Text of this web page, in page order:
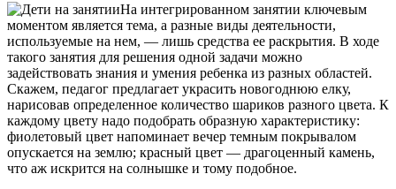
На интегрированном занятии ключевым
моментом является тема, а разные виды деятельности,
используемые на нем, — лишь средства ее раскрытия. В ходе
такого занятия для решения одной задачи можно
задействовать знания и умения ребенка из разных областей.
Скажем, педагог предлагает украсить новогоднюю елку,
нарисовав определенное количество шариков разного цвета. К
каждому цвету надо подобрать образную характеристику:
фиолетовый цвет напоминает вечер темным покрывалом
опускается на землю; красный цвет — драгоценный камень,
что аж искрится на солнышке и тому подобное.